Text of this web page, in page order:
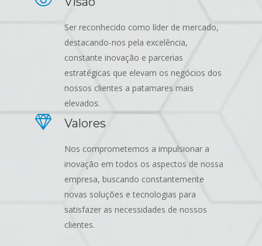
Ser reconhecido como líder de mercado,
destacando-nos pela excelência,
constante inovação e parcerias
estratégicas que elevam os negócios dos
nossos clientes a patamares mais
elevados.
Valores
Nos comprometemos a impulsionar a
inovação em todos os aspectos de nossa
empresa, buscando constantemente
novas soluções e tecnologias para
satisfazer as necessidades de nossos
clientes.